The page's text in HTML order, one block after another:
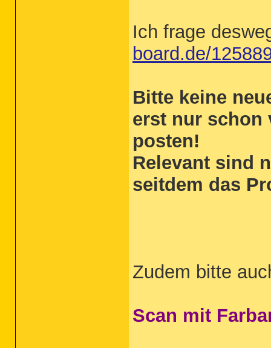
Ich frage
board.de/
Bitte keine
erst nur schon
posten!
Relevant sind
seitdem das
Zudem bitte
Scan mit